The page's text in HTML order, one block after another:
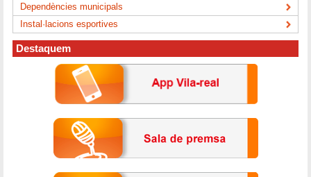
Dependències municipals
Instal·lacions esportives
Destaquem